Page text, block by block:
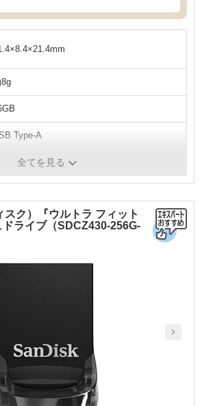
Type-A
USB2.0
全てを見る
ク）『ウルトラ フィット
ライブ（SDCZ430-256G-